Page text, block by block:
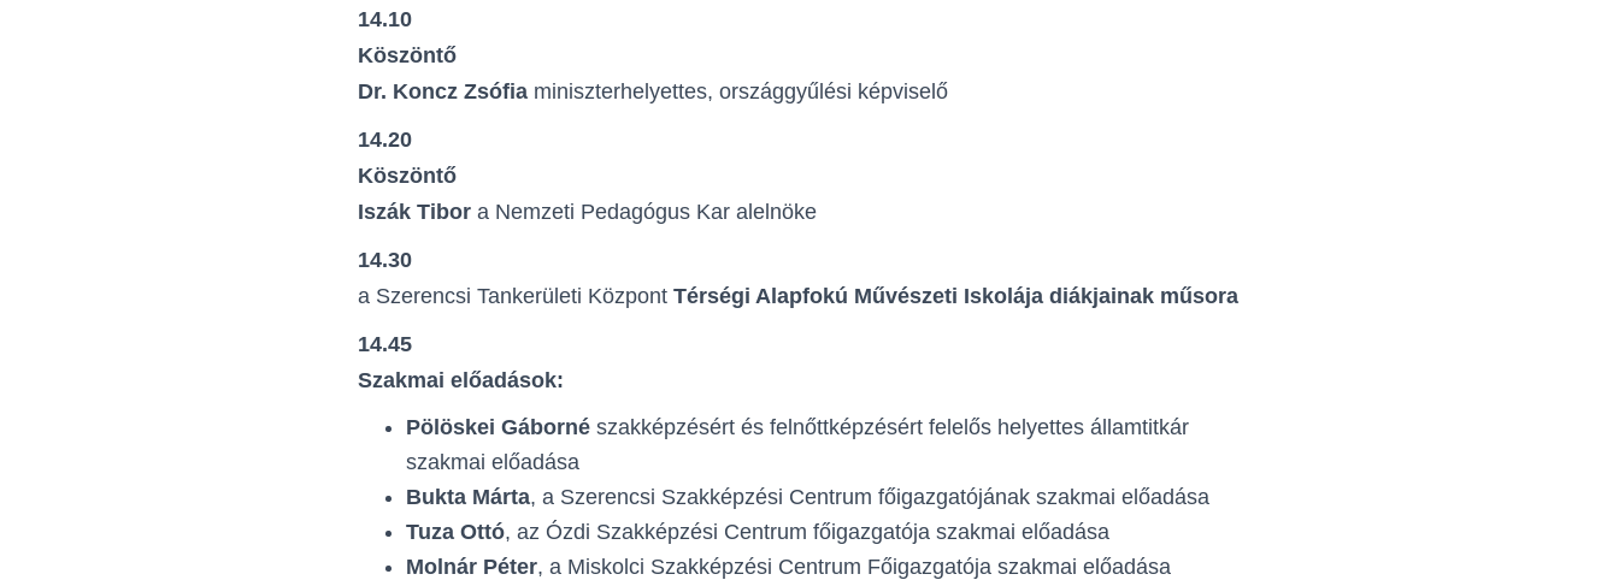
14.10
Köszöntő
Dr. Koncz Zsófia miniszterhelyettes, országgyűlési képviselő
14.20
Köszöntő
Iszák Tibor a Nemzeti Pedagógus Kar alelnöke
14.30
a Szerencsi Tankerületi Központ Térségi Alapfokú Művészeti Iskolája diákjainak műsora
14.45
Szakmai előadások:
Pölöskei Gáborné szakképzésért és felnőttképzésért felelős helyettes államtitkár
szakmai előadása
Bukta Márta, a Szerencsi Szakképzési Centrum főigazgatójának szakmai előadása
Tuza Ottó, az Ózdi Szakképzési Centrum főigazgatója szakmai előadása
Molnár Péter, a Miskolci Szakképzési Centrum Főigazgatója szakmai előadása